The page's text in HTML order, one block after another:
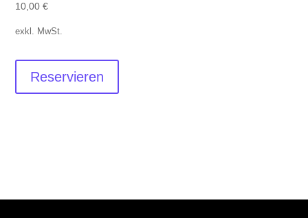
10,00€
exkl. MwSt.
Reservieren